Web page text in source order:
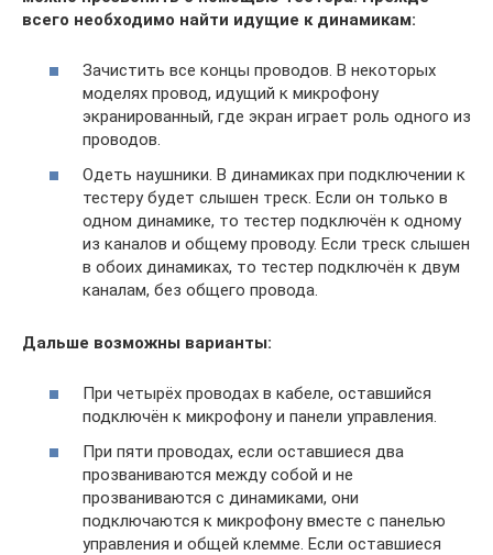
всего необходимо найти идущие к динамикам:
Зачистить все концы проводов. В некоторых
моделях провод, идущий к микрофону
экранированный, где экран играет роль одного из
проводов.
Одеть наушники. В динамиках при подключении к
тестеру будет слышен треск. Если он только в
одном динамике, то тестер подключён к одному
из каналов и общему проводу. Если треск слышен
в обоих динамиках, то тестер подключён к двум
каналам, без общего провода.
Дальше возможны варианты:
При четырёх проводах в кабеле, оставшийся
подключён к микрофону и панели управления.
При пяти проводах, если оставшиеся два
прозваниваются между собой и не
прозваниваются с динамиками, они
подключаются к микрофону вместе с панелью
управления и общей клемме. Если оставшиеся